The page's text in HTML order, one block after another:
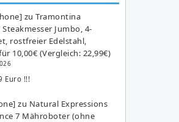
zuTramontina
Steakmesser Jumbo, 4-
rostfreier Edelstahl,
10,00€ (Vergleich: 22,99€)
Euro !!!
zu Natural Expressions
7 Mähroboter (ohne